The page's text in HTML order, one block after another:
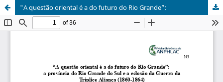
"A questão oriental é a do futuro do Rio Grande”: